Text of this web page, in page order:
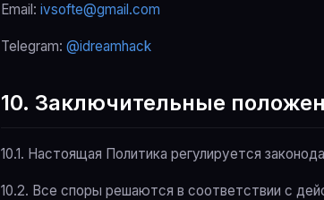
Email: ivsofte@gmail.com
Telegram: @idreamhack
10. Заключительные
10.1. Настоящая Политика регулируется
10.2. Все споры решаются в соответствии с